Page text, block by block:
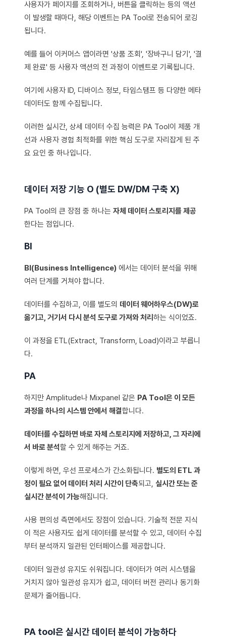
사용자가 페이지를 조회하거나, 버튼을 클릭하는 등의 액션
이 발생할 때마다, 해당 이벤트는 PA Tool로 전송되어 로깅
됩니다.
예를 들어 이커머스 앱이라면 '상품 조회', '장바구니 담기', '결
제 완료' 등 사용자 액션의 전 과정이 이벤트로 기록됩니다.
여기에 사용자 ID, 디바이스 정보, 타임스탬프 등 다양한 메타
데이터도 함께 수집됩니다.
이러한 실시간, 상세 데이터 수집 능력은 PA Tool이 제품 개
선과 사용자 경험 최적화를 위한 핵심 도구로 자리잡게 된 주
요 요인 중 하나입니다.
데이터 저장 기능 O (별도 DW/DM 구축 X)
PA Tool의 큰 장점 중 하나는 자체 데이터 스토리지를 제공
한다는 점입니다.
BI
BI(Business Intelligence) 에서는 데이터 분석을 위해
여러 단계를 거쳐야 합니다.
데이터를 수집하고, 이를 별도의 데이터 웨어하우스(DW)로
옮기고, 거기서 다시 분석 도구로 가져와 처리 하는 식이었죠.
이 과정을 ETL(Extract, Transform, Load)이라고 부릅니
다.
PA
하지만 Amplitude나 Mixpanel 같은 PA Tool은 이 모든
과정을 하나의 시스템 안에서 해결합니다.
데이터를 수집하면 바로 자체 스토리지에 저장하고, 그 자리에
서 바로 분석할 수 있게 해주는 거죠.
이렇게 하면, 우선 프로세스가 간소화됩니다. 별도의 ETL 과
정이 필요 없어 데이터 처리 시간이 단축되고, 실시간 또는 준
실시간 분석이 가능해집니다.
사용 편의성 측면에서도 장점이 있습니다. 기술적 전문 지식
이 적은 사용자도 쉽게 데이터를 분석할 수 있고, 데이터 수집
부터 분석까지 일관된 인터페이스를 제공합니다.
데이터 일관성 유지도 쉬워집니다. 데이터가 여러 시스템을
거치지 않아 일관성 유지가 쉽고, 데이터 버전 관리나 동기화
문제가 줄어듭니다.
PA tool은 실시간 데이터 분석이 가능하다